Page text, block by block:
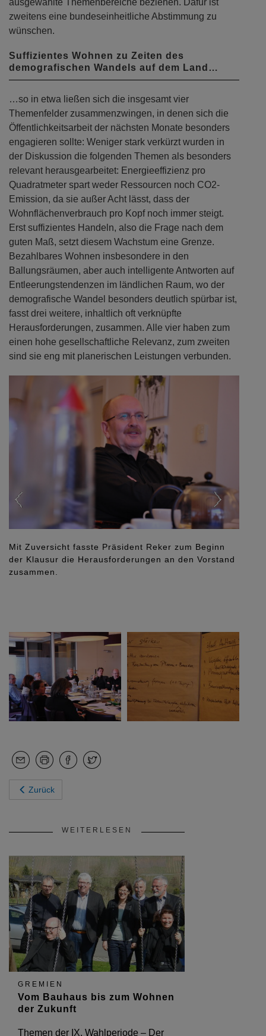
ausgewählte Themenbereiche beziehen. Dafür ist
zweitens eine bundeseinheitliche Abstimmung zu
wünschen.
Suffizientes Wohnen zu Zeiten des
demografischen Wandels auf dem Land…
…so in etwa ließen sich die insgesamt vier
Themenfelder zusammenzwingen, in denen sich die
Öffentlichkeitsarbeit der nächsten Monate besonders
engagieren sollte: Weniger stark verkürzt wurden in
der Diskussion die folgenden Themen als besonders
relevant herausgearbeitet: Energieeffizienz pro
Quadratmeter spart weder Ressourcen noch CO2-
Emission, da sie außer Acht lässt, dass der
Wohnflächenverbrauch pro Kopf noch immer steigt.
Erst suffizientes Handeln, also die Frage nach dem
guten Maß, setzt diesem Wachstum eine Grenze.
Bezahlbares Wohnen insbesondere in den
Ballungsräumen, aber auch intelligente Antworten auf
Entleerungstendenzen im ländlichen Raum, wo der
demografische Wandel besonders deutlich spürbar ist,
fasst drei weitere, inhaltlich oft verknüpfte
Herausforderungen, zusammen. Alle vier haben zum
einen hohe gesellschaftliche Relevanz, zum zweiten
sind sie eng mit planerischen Leistungen verbunden.
Mit Zuversicht fasste Präsident Reker zum Beginn
der Klausur die Herausforderungen an den Vorstand
zusammen.
Zurück
WEITERLESEN
GREMIEN
Vom Bauhaus bis zum Wohnen
der Zukunft
Themen der IX. Wahlperiode – Der